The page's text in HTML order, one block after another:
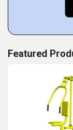
बाजार की अग्रणी
गुणवत्ता नियंत्रण के
वैश्विक स्तर की
उत्कृष्ट ग्राहक सेवा
Featured